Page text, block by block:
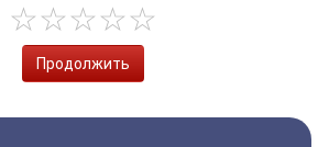
Продолжить